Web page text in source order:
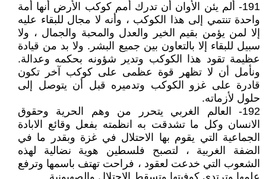
191- ألم يئن الأوان أن تدرك أمم كوكب الأرض أنها أمة
واحدة تنتمي إلى هذا الكوكب ، وأنه لا مجال للبقاء عليه
إلا لمن يؤمن بقيم الخير والعدل والمحبة والجمال ، ولا
سبيل للبقاء إلا بالتعاون بين جميع البشر. ولا بد من قيادة
عظيمة تقود هذا الكوكب وتدير شؤونه بحكمه وعدالة.
ونأمل أن لا تظهر قوة عظمى على كوكب آخر تكون
قادرة على غزو الكوكب وتدميره قبل أن يتوصل إلى
حلول لأزماته.
192- العالم الغربي يتحرر من وهم الحرية وحقوق
الانسان وكل ما تشدقت به انظمته بفعل وقائع الابادة
الجماعية التي يقوم بها الاحتلال في غزة وبقدر ما في
الضفة الغربية ، لتصبح فلسطين هوية نضالية لهذه
الشعوب التي خدعت لعقود ، فراحت تهتف باسمها وترفع